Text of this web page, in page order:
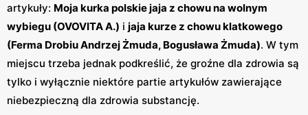
artykuły: Moja kurka polskie jaja z chowu na wolnym
wybiegu (OVOVITA A.) i jaja kurze z chowu klatkowego
(Ferma Drobiu Andrzej Żmuda, Bogusława Żmuda). W tym
miejscu trzeba jednak podkreślić, że groźne dla zdrowia są
tylko i wyłącznie niektóre partie artykułów zawierające
niebezpieczną dla zdrowia substancję.